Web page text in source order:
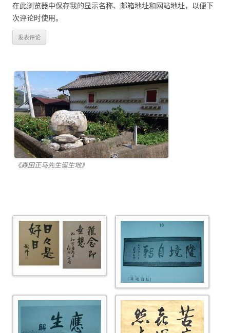
在此浏览器中保存我的显示名称、邮箱地址和网站地址，以便下
次评论时使用。
《森田正马先生诞生地》